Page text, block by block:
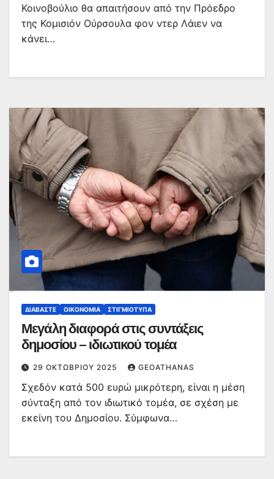
Κοινοβούλιο θα απαιτήσουν από την Πρόεδρο
της Κομισιόν Ούρσουλα φον ντερ Λάιεν να
κάνει…
ΔΙΑΒΆΣΤΕ ΟΙΚΟΝΟΜΊΑ ΣΤΙΓΜΙΌΤΥΠΑ
Μεγάλη διαφορά στις συντάξεις
δημοσίου – ιδιωτικού τομέα
29 ΟΚΤΩΒΡΊΟΥ 2025 GEOATHANAS
Σχεδόν κατά 500 ευρώ μικρότερη, είναι η μέση
σύνταξη από τον ιδιωτικό τομέα, σε σχέση με
εκείνη του Δημοσίου. Σύμφωνα…